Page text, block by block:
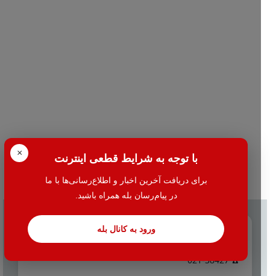
× با توجه به شرایط قطعی اینترنت
برای دریافت آخرین اخبار و اطلاع‌رسانی‌ها با ما
در پیام‌رسان بله همراه باشید.
ورود به کانال بله تماس با ما
☎️ 021-38427